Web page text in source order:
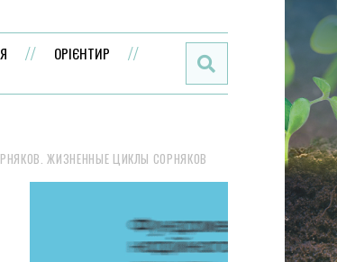
ОРІЄНТИР
ЖИЗНЕННЫЕ ЦИКЛЫ СОРНЯКОВ